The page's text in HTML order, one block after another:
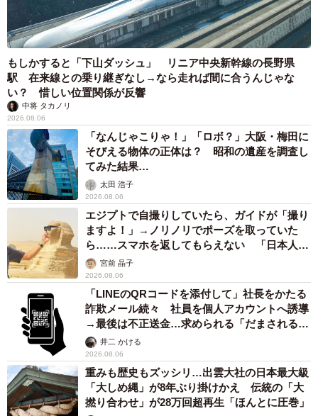
もしかすると「下山ダッシュ」 リニア中央新幹線の長野県
駅 在来線との乗り継ぎなし→なら走れば間に合うんじゃな
い？ 惜しい位置関係が反響
中将 タカノリ
2026.08.06
「なんじゃこりゃ！」「ロボ？」大阪・梅田に
そびえる物体の正体は？ 昭和の遺産を調査し
てみた結果…
太田 浩子
2026.08.06
エジプトで自撮りしていたら、ガイドが「撮り
ますよ！」→ノリノリでポーズを取っていた
ら……スマホを返してもらえない 「日本人は
カモ代表かも」「私は6時間で3万円払った」
宮前 晶子
2026.08.06
「LINEのQRコードを添付して」社長をかたる
詐欺メール続々 社員を個人アカウントへ誘導
→最後は不正送金…求められる「だまされる前
提」の対策
井二 かける
2026.08.06
重みも歴史もズッシリ…出雲大社の日本最大級
「大しめ縄」が8年ぶり掛けかえ 伝統の「大
撚り合わせ」が28万回超再生「ほんとに圧巻」